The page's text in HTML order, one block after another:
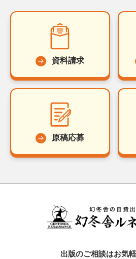
資料請求
原稿応募
出版のご相談はお気